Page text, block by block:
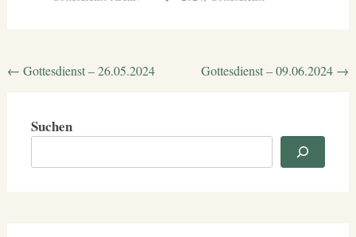
Beitragsnavigation
← Gottesdienst – 26.05.2024 Gottesdienst – 09.06.2024 →
Suchen